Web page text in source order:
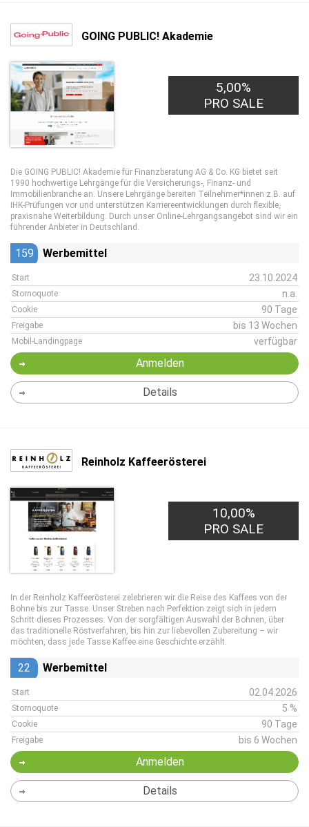
GOING PUBLIC! Akademie
10,00€
PRO LEAD
5,00%
PRO SALE
Die GOING PUBLIC! Akademie für Finanzberatung AG & Co. KG bietet seit
1990 hochwertige Lehrgänge für die Versicherungs-, Finanz- und
Immobilienbranche an. Unsere Lehrgänge bereiten Teilnehmer*innen z.B. auf
IHK-Prüfungen vor und unterstützen Karriereentwicklungen durch flexible,
praxisnahe Weiterbildung. Durch unser Online-Lehrgangsangebot sind wir ein
führender Anbieter in Deutschland.
159 Werbemittel
Start 23.10.2024
Stornoquote n.a.
Cookie 90 Tage
Freigabe bis 13 Wochen
Mobil-Landingpage verfügbar
Anmelden
Details
Reinholz Kaffeerösterei
10,00%
PRO SALE
In der Reinholz Kaffeerösterei zelebrieren wir die Reise des Kaffees von der
Bohne bis zur Tasse. Unser Streben nach Perfektion zeigt sich in jedem
Schritt dieses Prozesses. Von der sorgfältigen Auswahl der Bohnen, über
das traditionelle Röstverfahren, bis hin zur liebevollen Zubereitung – wir
möchten, dass jede Tasse Kaffee eine Geschichte erzählt.
22 Werbemittel
Start 02.04.2026
Stornoquote 5 %
Cookie 90 Tage
Freigabe bis 6 Wochen
Anmelden
Details